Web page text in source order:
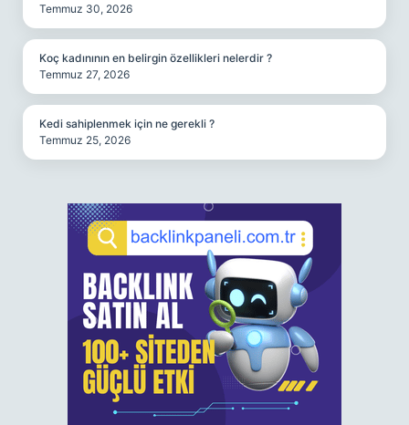
Temmuz 30, 2026
Koç kadınının en belirgin özellikleri nelerdir ?
Temmuz 27, 2026
Kedi sahiplenmek için ne gerekli ?
Temmuz 25, 2026